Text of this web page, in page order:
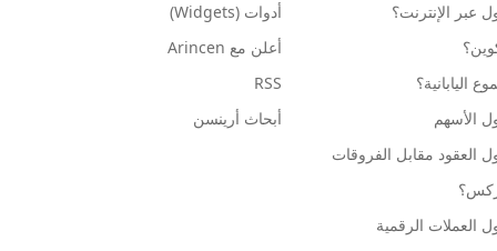
عبر الإنترنت؟
اليابانية؟
الأسهم
العقود مقابل الفروقات
العملات الرقمية
أدوات (Widgets)
أعلن مع Arincen
RSS
أبحاث أرينسن